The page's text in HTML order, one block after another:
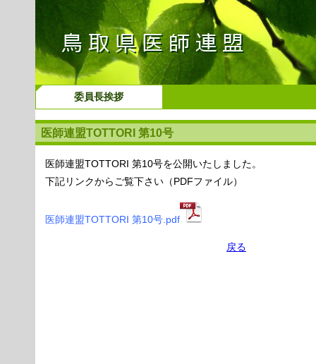
委員長挨拶
医師連盟TOTTORI 第10号
医師連盟TOTTORI 第10号を公開いたしました。
下記リンクからご覧下さい（PDFファイル）
医師連盟TOTTORI 第10号.pdf
戻る